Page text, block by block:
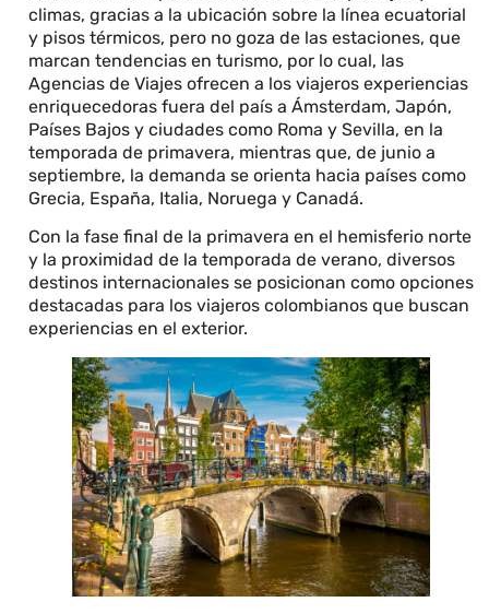
climas, gracias a la ubicación sobre la línea ecuatorial
y pisos térmicos, pero no goza de las estaciones, que
marcan tendencias en turismo, por lo cual, las
Agencias de Viajes ofrecen a los viajeros experiencias
enriquecedoras fuera del país a Ámsterdam, Japón,
Países Bajos y ciudades como Roma y Sevilla, en la
temporada de primavera, mientras que, de junio a
septiembre, la demanda se orienta hacia países como
Grecia, España, Italia, Noruega y Canadá.
Con la fase final de la primavera en el hemisferio norte
y la proximidad de la temporada de verano, diversos
destinos internacionales se posicionan como opciones
destacadas para los viajeros colombianos que buscan
experiencias en el exterior.